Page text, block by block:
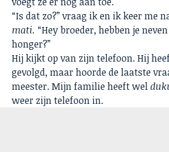
“Is dat zo?” vraag ik en ik keer me
mati. “Hey broeder, hebben je
honger?”
Hij kijkt op van zijn telefoon. Hij
gevolgd, maar hoorde de laatste
meester. Mijn familie heeft wel
weer zijn telefoon in.